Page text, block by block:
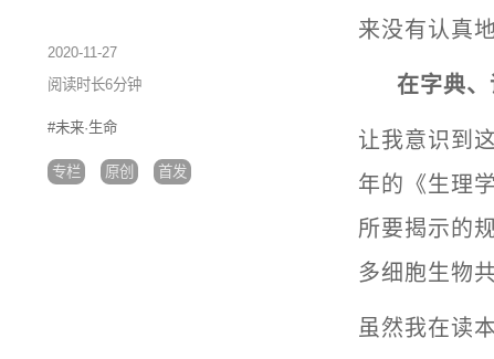
2020-11-27
阅读时长6分钟
#未来·生命
专栏 原创 首发
来没有认真
在字典、
让我意识到
年的《生理
所要揭示的
多细胞生物
虽然我在读